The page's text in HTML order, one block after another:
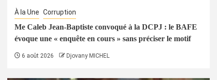
À la Une Corruption
Me Caleb Jean-Baptiste convoqué à la DCPJ : le BAFE
évoque une « enquête en cours » sans préciser le motif
6 août 2026 Djovany MICHEL